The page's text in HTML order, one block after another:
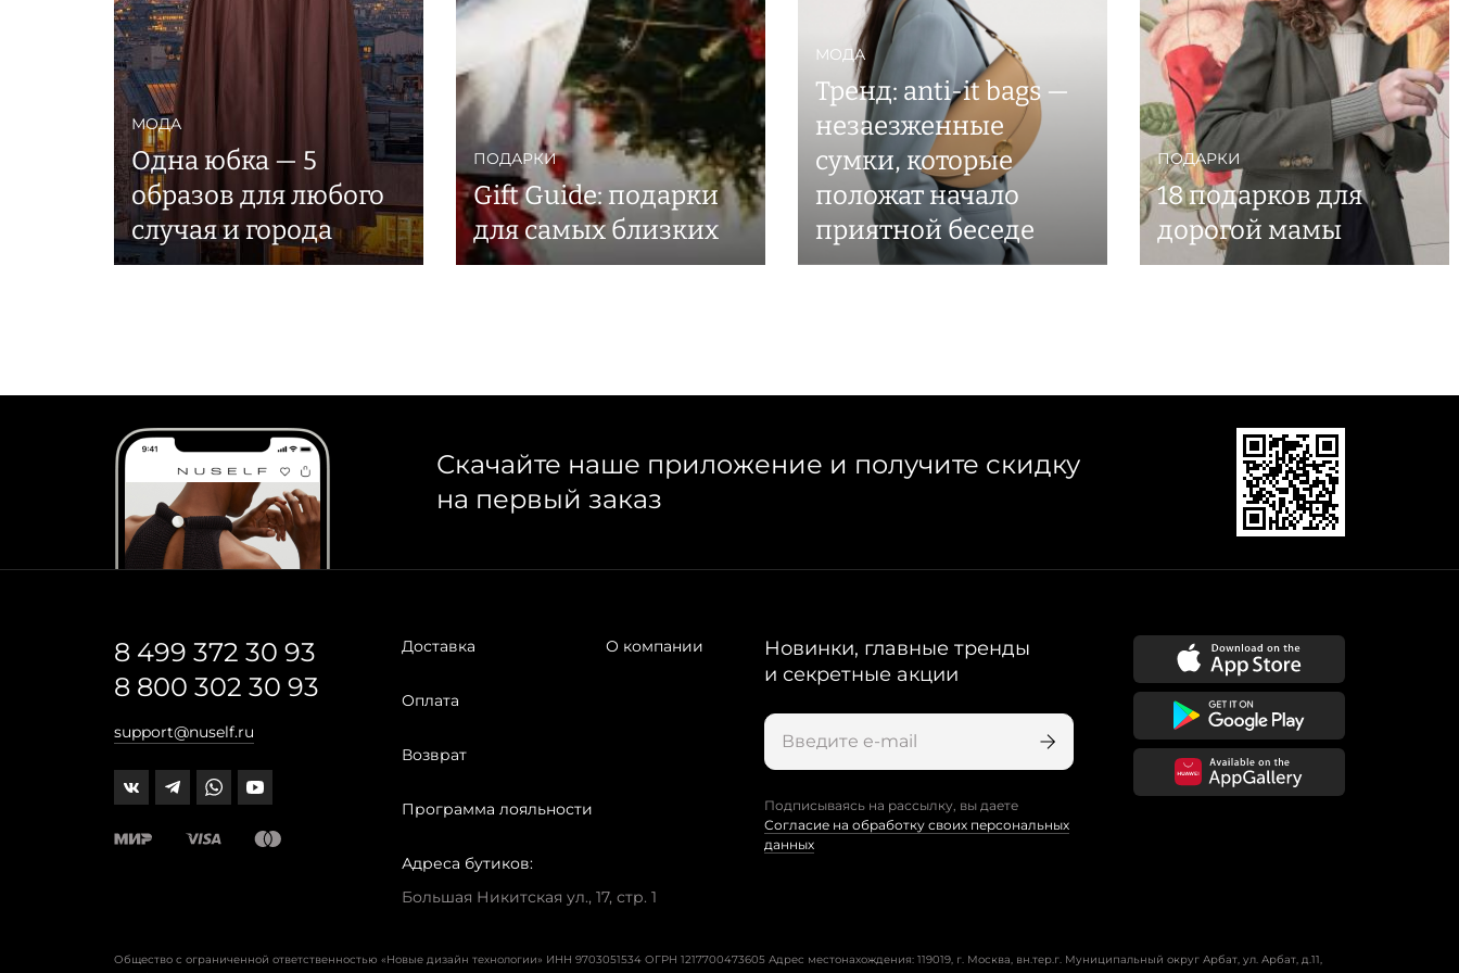
МОДА
Одна юбка — 5
образов для любого
случая и города
ПОДАРКИ
Gift Guide: подарки
для самых близких
МОДА
Тренд: anti-it bags —
незаезженные
сумки, которые
положат начало
приятной беседе
ПОДАРКИ
18 подарков для
дорогой мамы
Скачайте наше приложение и получите скидку
на первый заказ
8 499 372 30 93
8 800 302 30 93
support@nuself.ru
Доставка
Оплата
Возврат
Программа лояльности
О компании
Адреса бутиков:
Большая Никитская ул., 17, стр. 1
Новинки, главные тренды
и секретные акции
Подписываясь на рассылку, вы даете
Согласие на обработку своих персональных
данных
Общество с ограниченной ответственностью «Новые дизайн технологии» ИНН 9703051534 ОГРН 1217700473605 Адрес местонахождения: 119019, г. Москва, вн.тер.г. Муниципальный округ Арбат, ул. Арбат, д.11,